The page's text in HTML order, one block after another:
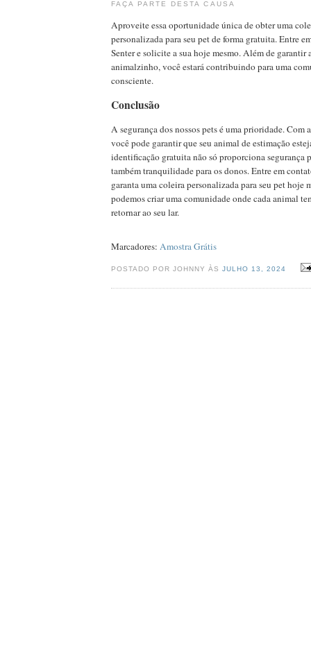
FAÇA PARTE DESTA CAUSA
Aproveite essa oportunidade única de obter uma
personalizada para seu pet de forma gratuita. Entre
Senter e solicite a sua hoje mesmo. Além de garantir
animalzinho, você estará contribuindo para uma
consciente.
Conclusão
A segurança dos nossos pets é uma prioridade. Com
você pode garantir que seu animal de estimação
identificação gratuita não só proporciona segurança
também tranquilidade para os donos. Entre em
garanta uma coleira personalizada para seu pet hoje
podemos criar uma comunidade onde cada animal
retornar ao seu lar.
Marcadores: Amostra Grátis
POSTADO POR JOHNNY ÀSJULHO 13, 2024